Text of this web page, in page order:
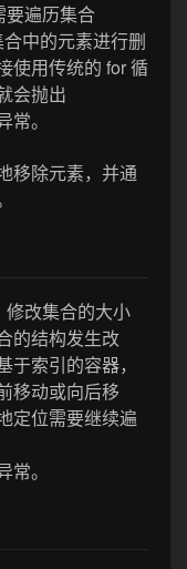
要遍历集合
中的元素进行删
使用传统的 for 循
会抛出
。
移除元素，并通
修改集合的大小
的结构发生改
索引的容器，
移动或向后移
定位需要继续遍
。